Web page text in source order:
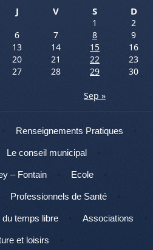
J V S D
1
2
6 7 8
9
13 14 15
16
20 21 22
23
27 28 29
30
Sep »
Renseignements Pratiques
Le conseil municipal
– Fontain Ecole
Professionnels de Santé
du temps libre Associations
et loisirs